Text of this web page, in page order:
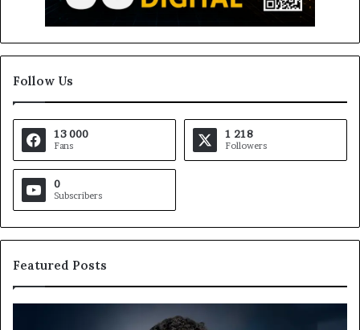
Follow Us
13 000
Fans
1 218
Followers
0
Subscribers
Featured Posts